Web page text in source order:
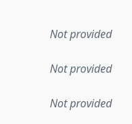
Not provided
Not provided
Not provided